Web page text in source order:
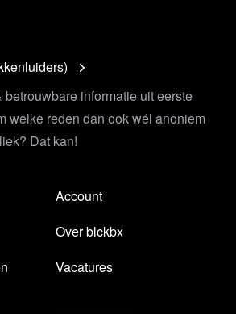
over de draai die dr. Andrew Hill
watch?
belangrijke artikelen over
of kwakzalverij?￼ – INDEPEN
informatie uit eerste
welke reden dan ook wél anoniem
Dat kan!
Account
Over blckbx
Vacatures